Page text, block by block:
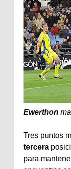
Ewerthon
Tres puntos
tercera
para